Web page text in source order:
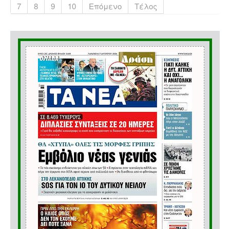
7
8 9 10 Επόμενο Τέλος